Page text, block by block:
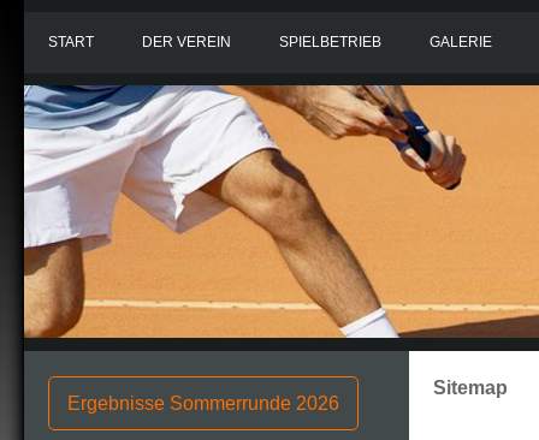
START DER VEREIN SPIELBETRIEB GALERIE
Ergebnisse Sommerrunde 2026
Sitemap